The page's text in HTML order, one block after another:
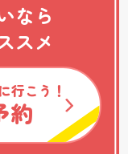
なら
スメ
行こう！
約